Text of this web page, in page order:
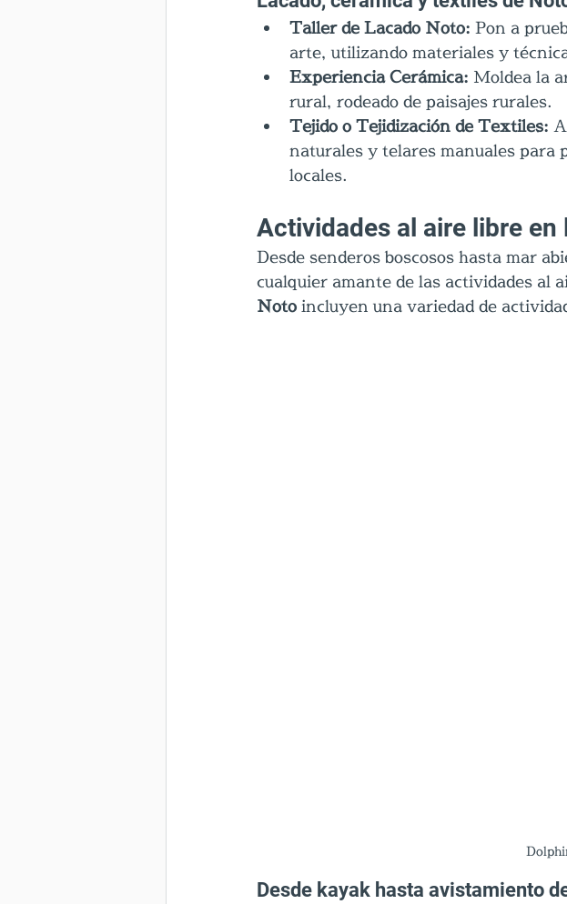
Taller de Lacado Noto: Pon a
arte, utilizando materiales y
Experiencia Cerámica: Moldea la
rural, rodeado de paisajes rurales.
Tejido o Tejidización de Textiles:
naturales y telares manuales para
locales.
Actividades al aire libre
Desde senderos boscosos hasta mar
cualquier amante de las actividades al
Noto incluyen una variedad de
Desde kayak hasta avistamiento